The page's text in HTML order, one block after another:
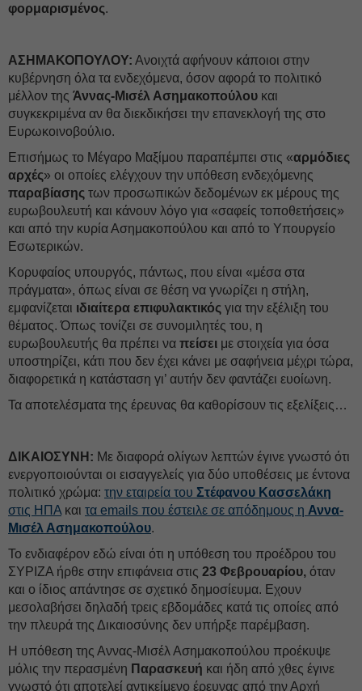
φορμαρισμένος.
ΑΣΗΜΑΚΟΠΟΥΛΟΥ: Ανοιχτά αφήνουν κάποιοι στην
κυβέρνηση όλα τα ενδεχόμενα, όσον αφορά το πολιτικό
μέλλον της Άννας-Μισέλ Ασημακοπούλου και
συγκεκριμένα αν θα διεκδικήσει την επανεκλογή της στο
Ευρωκοινοβούλιο.
Επισήμως το Μέγαρο Μαξίμου παραπέμπει στις «αρμόδιες
αρχές» οι οποίες ελέγχουν την υπόθεση ενδεχόμενης
παραβίασης των προσωπικών δεδομένων εκ μέρους της
ευρωβουλευτή και κάνουν λόγο για «σαφείς τοποθετήσεις»
και από την κυρία Ασημακοπούλου και από το Υπουργείο
Εσωτερικών.
Κορυφαίος υπουργός, πάντως, που είναι «μέσα στα
πράγματα», όπως είναι σε θέση να γνωρίζει η στήλη,
εμφανίζεται ιδιαίτερα επιφυλακτικός για την εξέλιξη του
θέματος. Όπως τονίζει σε συνομιλητές του, η
ευρωβουλευτής θα πρέπει να πείσει με στοιχεία για όσα
υποστηρίζει, κάτι που δεν έχει κάνει με σαφήνεια μέχρι τώρα,
διαφορετικά η κατάσταση γι’ αυτήν δεν φαντάζει ευοίωνη.
Τα αποτελέσματα της έρευνας θα καθορίσουν τις εξελίξεις…
ΔΙΚΑΙΟΣΥΝΗ: Με διαφορά ολίγων λεπτών έγινε γνωστό ότι
ενεργοποιούνται οι εισαγγελείς για δύο υποθέσεις με έντονα
πολιτικό χρώμα: την εταιρεία του Στέφανου Κασσελάκη
στις ΗΠΑ και τα emails που έστειλε σε απόδημους η Αννα-
Μισέλ Ασημακοπούλου.
Το ενδιαφέρον εδώ είναι ότι η υπόθεση του προέδρου του
ΣΥΡΙΖΑ ήρθε στην επιφάνεια στις 23 Φεβρουαρίου, όταν
και ο ίδιος απάντησε σε σχετικό δημοσίευμα. Εχουν
μεσολαβήσει δηλαδή τρεις εβδομάδες κατά τις οποίες από
την πλευρά της Δικαιοσύνης δεν υπήρξε παρέμβαση.
Η υπόθεση της Αννας-Μισέλ Ασημακοπούλου προέκυψε
μόλις την περασμένη Παρασκευή και ήδη από χθες έγινε
γνωστό ότι αποτελεί αντικείμενο έρευνας από την Αρχή